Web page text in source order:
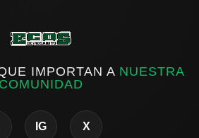
IMPORTAN A NUESTRA
COMUNIDAD
IG X